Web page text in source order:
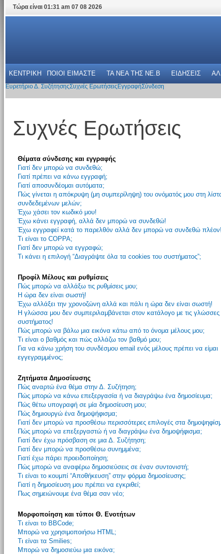
Τώρα είναι 01:31 am 07 08 2026
ΚΕΝΤΡΙΚΗ ΠΟΙΟΙ ΕΙΜΑΣΤΕ ΤΑ ΝΕΑ THΣ NE.B ΕΙΔΗΣΕΙΣ
Ευρετήριο Δ. ΣυζήτησηςΣυχνές Ερωτήσεις ΕγγραφήΣύνδεση
Συχνές Ερωτήσεις
Θέματα σύνδεσης και εγγραφής
Γιατί δεν μπορώ να συνδεθώ;
Γιατί πρέπει να κάνω εγγραφή;
Γιατί αποσυνδέομαι αυτόματα;
Πώς γίνεται η απόκρυψη (μη συμπερίληψη) του ονόματός μου στη
συνδεδεμένων μελών;
Έχω χάσει τον κωδικό μου!
Έχω κάνει εγγραφή, αλλά δεν μπορώ να συνδεθώ!
Έχω εγγραφεί κατά το παρελθόν αλλά δεν μπορώ να συνδεθώ
Τι είναι το COPPA;
Γιατί δεν μπορώ να εγγραφώ;
Τι κάνει η επιλογή “Διαγράψτε όλα τα cookies του συστήματος”;
Προφίλ Μέλους και ρυθμίσεις
Πώς μπορώ να αλλάξω τις ρυθμίσεις μου;
Η ώρα δεν είναι σωστή!
Έχω αλλάξει την χρονοζώνη αλλά και πάλι η ώρα δεν είναι σωστή!
Η γλώσσα μου δεν συμπεριλαμβάνεται στον κατάλογο με τις γλώσσες
συστήματος!
Πώς μπορώ να βάλω μια εικόνα κάτω από το όνομα μέλους μου;
Τι είναι ο βαθμός και πώς αλλάζω τον βαθμό μου;
Για να κάνω χρήση του συνδέσμου email ενός μέλους πρέπει να είμαι
εγγεγραμμένος;
Ζητήματα Δημοσίευσης
Πώς αναρτώ ένα θέμα στην Δ. Συζήτηση;
Πώς μπορώ να κάνω επεξεργασία ή να διαγράψω ένα δημοσίευμα;
Πώς θέτω υπογραφή σε μία δημοσίευση μου;
Πώς δημιουργώ ένα δημοψήφισμα;
Γιατί δεν μπορώ να προσθέσω περισσότερες επιλογές στα
Πώς μπορώ να επεξεργαστώ ή να διαγράψω ένα δημοψήφισμα;
Γιατί δεν έχω πρόσβαση σε μια Δ. Συζήτηση;
Γιατί δεν μπορώ να προσθέσω συνημμένα;
Γιατί έχω πάρει προειδοποίηση;
Πώς μπορώ να αναφέρω δημοσιεύσεις σε έναν συντονιστή;
Τι είναι το κουμπί “Αποθήκευση” στην φόρμα δημοσίευσης;
Γιατί η δημοσίευση μου πρέπει να εγκριθεί;
Πως σημειώνουμε ένα θέμα σαν νέο;
Μορφοποίηση και τύποι Θ. Ενοτήτων
Τι είναι το BBCode;
Μπορώ να χρησιμοποιήσω HTML;
Τι είναι τα Smilies;
Μπορώ να δημοσιεύω μια εικόνα;